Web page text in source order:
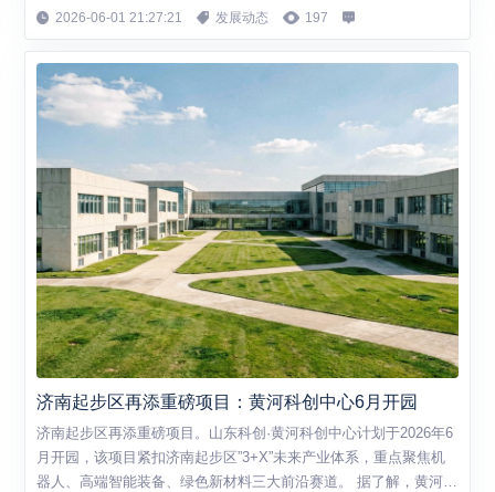
的服务型制造示范企业。 服务型制造是制造业转型升级的重要方
服务，实现从"卖产品"到"卖服务"...
2026-06-01 21:27:21 发展动态 197
济南起步区再添重磅项目：黄河科创中心6月开园
济南起步区再添重磅项目。山东科创·黄河科创中心计划于2026年6
月开园，该项目紧扣济南起步区”3+X”未来产业体系，重点聚焦机
器人、高端智能装备、绿色新材料三大前沿赛道。 据了解，黄河科